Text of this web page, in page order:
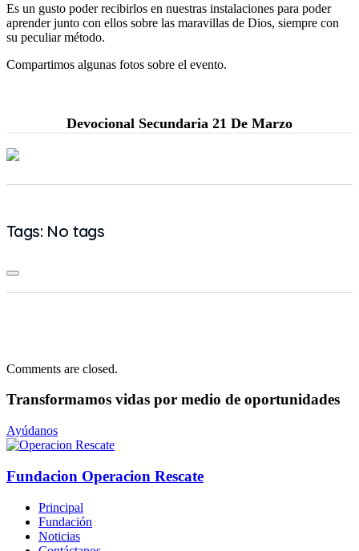
Es un gusto poder recibirlos en nuestras instalaciones para poder
aprender junto con ellos sobre las maravillas de Dios, siempre con
su peculiar método.
Compartimos algunas fotos sobre el evento.
Devocional Secundaria 21 De Marzo
Tags: No tags
Comments are closed.
Transformamos vidas por medio de oportunidades
Ayúdanos
Fundacion Operacion Rescate
Principal
Fundación
Noticias